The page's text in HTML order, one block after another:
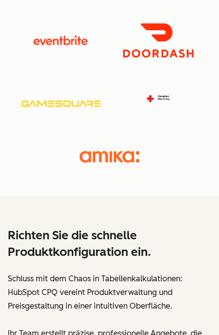
Richten Sie die schnelle
Produktkonfiguration ein.
Schluss mit dem Chaos in Tabellenkalkulationen:
HubSpot CPQ vereint Produktverwaltung und
Preisgestaltung in einer intuitiven Oberfläche.